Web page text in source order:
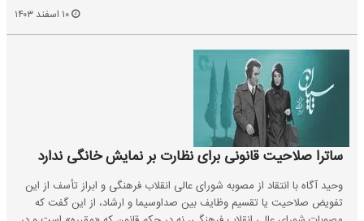
ساترا صلاحیت قانونی برای نظارت بر نمایش خانگی ندارد
وحید آگاه با انتقاد از مصوبه شورای عالی انقلاب فرهنگی و ابراز تأسف از این
تفویض صلاحیت یا تقسیم وظایف بین صداوسیما و ارشاد، از این گفت که